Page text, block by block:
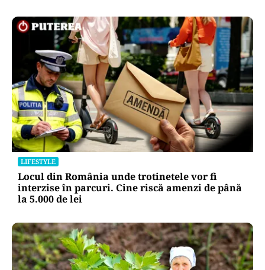
LIFESTYLE
Locul din România unde trotinetele vor fi
interzise în parcuri. Cine riscă amenzi de până
la 5.000 de lei